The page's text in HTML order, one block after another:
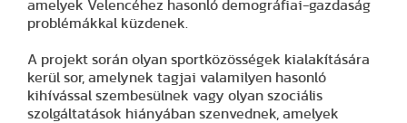
amelyek Velencéhez hasonló demográfiai-gazdaság
problémákkal küzdenek.
A projekt során olyan sportközösségek kialakítására
kerül sor, amelynek tagjai valamilyen hasonló
kihívással szembesülnek vagy olyan szociális
szolgáltatások hiányában szenvednek, amelyek